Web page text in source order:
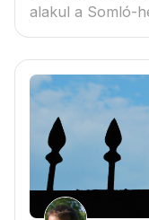
alakul a Somló-